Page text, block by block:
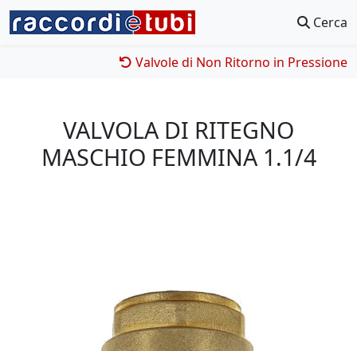
Cerca
Valvole di Non Ritorno in Pressione
VALVOLA DI RITEGNO
MASCHIO FEMMINA 1.1/4